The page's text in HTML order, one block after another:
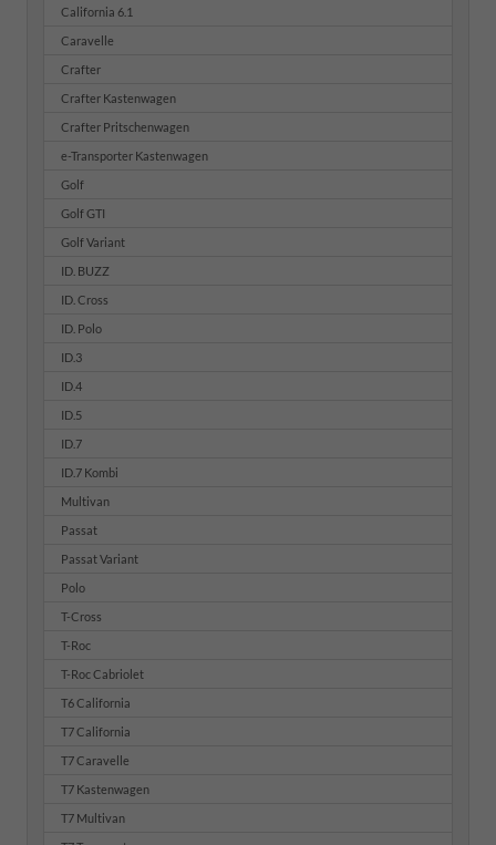
California 6.1
Caravelle
Crafter
Crafter Kastenwagen
Crafter Pritschenwagen
e-Transporter Kastenwagen
Golf
Golf GTI
Golf Variant
ID. BUZZ
ID. Cross
ID. Polo
ID.3
ID.4
ID.5
ID.7
ID.7 Kombi
Multivan
Passat
Passat Variant
Polo
T-Cross
T-Roc
T-Roc Cabriolet
T6 California
T7 California
T7 Caravelle
T7 Kastenwagen
T7 Multivan